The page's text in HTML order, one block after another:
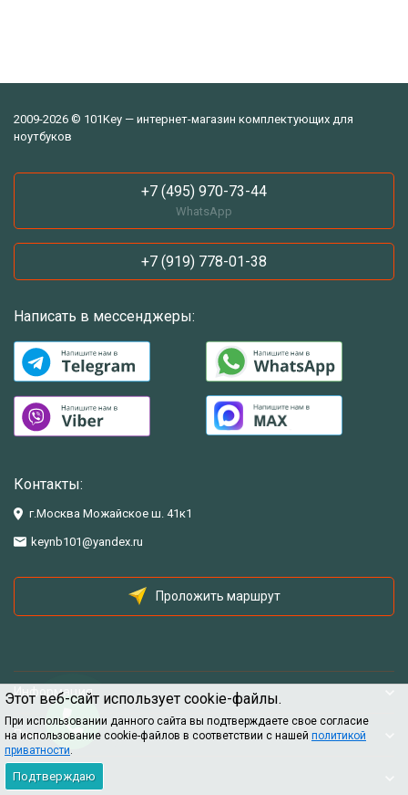
Этот веб-сайт использует cookie-файлы.
При использовании данного сайта вы подтверждаете свое согласие
на использование cookie-файлов в соответствии с нашей политикой
приватности.
Подтверждаю
2009-2026 © 101Key — интернет-магазин комплектующих для
ноутбуков
+7 (495) 970-73-44
WhatsApp
+7 (919) 778-01-38
Написать в мессенджеры:
Контакты:
г.Москва Можайское ш. 41к1
keynb101@yandex.ru
Проложить маршрут
Информация
Помощь
Информация